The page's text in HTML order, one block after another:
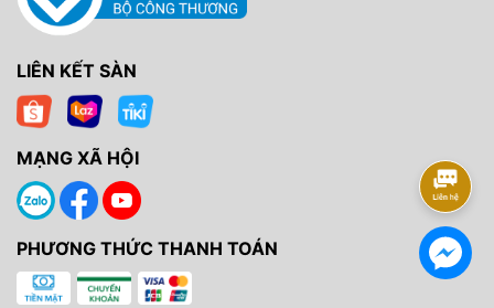
LIÊN KẾT SÀN
MẠNG XÃ HỘI
PHƯƠNG THỨC THANH TOÁN